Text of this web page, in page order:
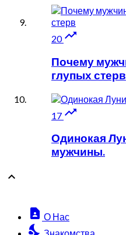
20 
Почему
глупых стерв
17 
Одинокая
мужчины.

contact_page О Нас
nights_stay